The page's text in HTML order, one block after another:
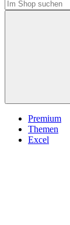
Premium
Themen
Excel